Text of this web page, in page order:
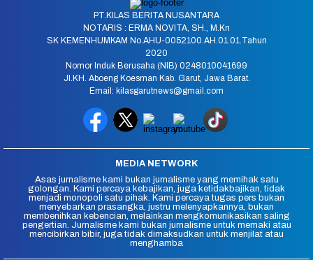
PT.KILAS BERITA NUSANTARA
NOTARIS : ERMA NOVITA, SH., M.Kn
SK KEMENHUMKAM No.AHU-0052100.AH.01.01.Tahun
2020
Nomor Induk Berusaha (NIB) 0248010041699
Jl.KH. Aboeng Koesman Kab. Garut, Jawa Barat.
Email: kilasgarutnews@gmail.com
MEDIA NETWORK
Asas jurnalisme kami bukan jurnalisme yang memihak satu
golongan. Kami percaya kebajikan, juga ketidakbajikan, tidak
menjadi monopoli satu pihak. Kami percaya tugas pers bukan
menyebarkan prasangka, justru melenyapkannya, bukan
membenihkan kebencian, melainkan mengkomunikasikan saling
pengertian. Jurnalisme kami bukan jurnalisme untuk memaki atau
mencibirkan bibir, juga tidak dimaksudkan untuk menjilat atau
menghamba